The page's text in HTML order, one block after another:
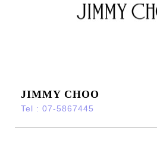
JIMMY CHOO
Tel : 07-5867445